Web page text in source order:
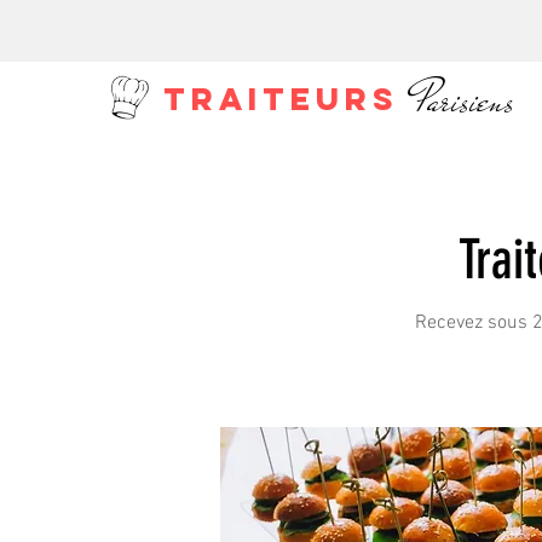
TRAITEURSParisiens
Recevez sous